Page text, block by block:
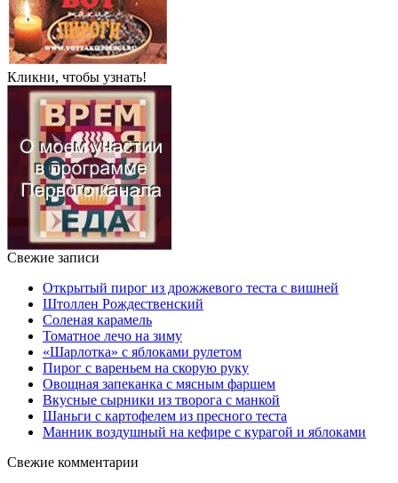
Кликни, чтобы узнать!
Свежие записи
Открытый пирог из дрожжевого теста с вишней
Штоллен Рождественский
Соленая карамель
Томатное лечо на зиму
«Шарлотка» с яблоками рулетом
Пирог с вареньем на скорую руку
Овощная запеканка с мясным фаршем
Вкусные сырники из творога с манкой
Шаньги с картофелем из пресного теста
Манник воздушный на кефире с курагой и яблоками
Свежие комментарии